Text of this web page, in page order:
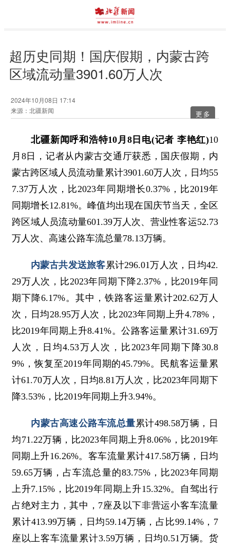
超历史同期！国庆假期，内蒙古跨
区域流动量3901.60万人次
2024年10月08日 17:14
来源：北疆新闻
更多
北疆新闻呼和浩特10月8日电(记者 李艳红)10
月8日，记者从内蒙古交通厅获悉，国庆假期，内
蒙古跨区域人员流动量累计3901.60万人次，日均55
7.37万人次，比2023年同期增长0.37%，比2019年
同期增长12.81%。峰值均出现在国庆节当天，全区
跨区域人员流动量601.39万人次、营业性客运52.73
万人次、高速公路车流总量78.13万辆。
内蒙古共发送旅客累计296.01万人次，日均42.
29万人次，比2023年同期下降2.37%，比2019年同
期下降6.17%。其中，铁路客运量累计202.62万人
次，日均28.95万人次，比2023年同期上升4.78%，
比2019年同期上升8.41%。公路客运量累计31.69万
人次，日均4.53万人次，比2023年同期下降30.8
9%，恢复至2019年同期的45.79%。民航客运量累
计61.70万人次，日均8.81万人次，比2023年同期下
降3.53%，比2019年同期上升3.94%。
内蒙古高速公路车流总量累计498.58万辆，日
均71.22万辆，比2023年同期上升8.06%，比2019年
同期上升16.26%。客车流量累计417.58万辆，日均
59.65万辆，占车流总量的83.75%，比2023年同期
上升7.15%，比2019年同期上升15.32%。自驾出行
占绝对主力，其中，7座及以下非营运小客车流量
累计413.99万辆，日均59.14万辆，占比99.14%，7
座以上客车流量累计3.59万辆，日均0.51万辆。货